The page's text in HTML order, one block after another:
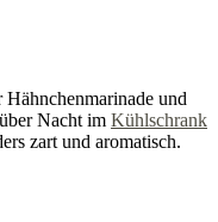
und
Nacht im Kühlschrank
zart und aromatisch.